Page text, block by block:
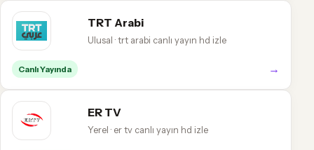
TRT Arabi
Ulusal · trt arabi canlı yayın hd izle
Canlı Yayında →
ER TV
Yerel · er tv canlı yayın hd izle